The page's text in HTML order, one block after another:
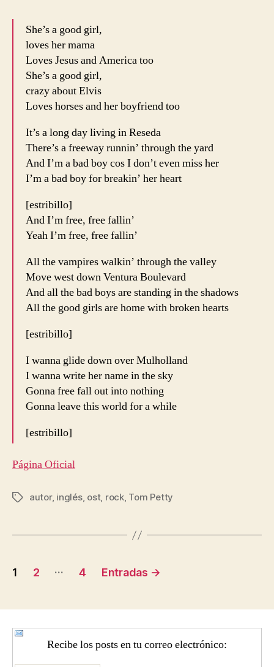
She’s a good girl,
loves her mama
Loves Jesus and America too
She’s a good girl,
crazy about Elvis
Loves horses and her boyfriend too
It’s a long day living in Reseda
There’s a freeway runnin’ through the yard
And I’m a bad boy cos I don’t even miss her
I’m a bad boy for breakin’ her heart
[estribillo]
And I’m free, free fallin’
Yeah I’m free, free fallin’
All the vampires walkin’ through the valley
Move west down Ventura Boulevard
And all the bad boys are standing in the shadows
All the good girls are home with broken hearts
[estribillo]
I wanna glide down over Mulholland
I wanna write her name in the sky
Gonna free fall out into nothing
Gonna leave this world for a while
[estribillo]
Página Oficial
Etiquetas
autor, inglés, ost, rock, Tom Petty
Navegación
entradas
1 2 … 4 Entradas →
Recibe los posts en tu correo electrónico: